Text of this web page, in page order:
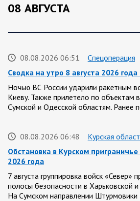
08 АВГУСТА
08.08.2026 06:51
Спецоперация
Сводка на утро 8 августа 2026
Ночью ВС России ударили ракетным
Киеву. Также прилетело по объектам
Сумской и Одесской областям. Ранее
08.08.2026 06:48
Курская
Обстановка в Курском приграничье
2026 года
7 августа группировка войск «Север»
полосы безопасности в Харьковской
На Сумском направлении Штурмовики